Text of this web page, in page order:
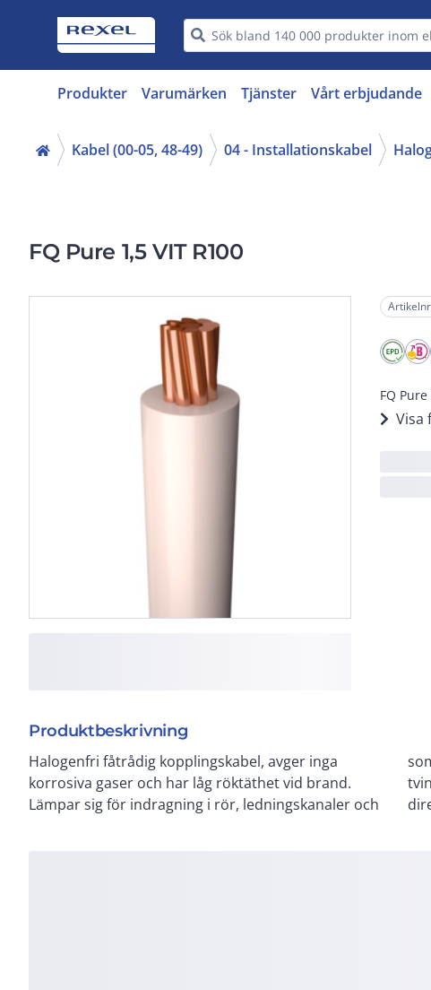
Produkter Varumärken Tjänster Vårt erbjudande
Kabel (00-05, 48-49) 04 - Installationskabel
FQ Pure 1,5 VIT R100
FQ
Visa
Produktbeskrivning
Halogenfri fåtrådig kopplingskabel, avger inga
korrosiva gaser och har låg röktäthet vid brand.
Lämpar sig för indragning i rör, ledningskanaler och
som kopplingskabel i apparatskåp. Finns även i
tvinnat utförande. Ledarisoleringen skall skyddas mot